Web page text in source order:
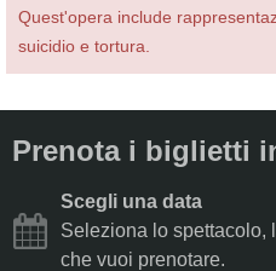
Quest'opera include
suicidio e tortura.
Prenota i biglietti
Scegli una data
Seleziona lo spettacolo,
che vuoi prenotare.